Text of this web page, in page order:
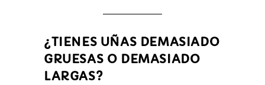
¿TIENES UÑAS DEMASIADO
GRUESAS O DEMASIADO
LARGAS?